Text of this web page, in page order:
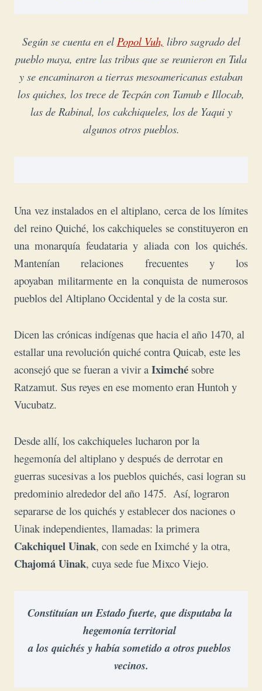
Según se cuenta en el Popol Vuh, libro sagrado del
pueblo maya, entre las tribus que se reunieron en Tula
y se encaminaron a tierras mesoamericanas estaban
los quiches, los trece de Tecpán con Tamub e Illocab,
las de Rabinal, los cakchiqueles, los de Yaqui y
algunos otros pueblos.
Una vez instalados en el altiplano, cerca de los límites
del reino Quiché, los cakchiqueles se constituyeron en
una monarquía feudataria y aliada con los quichés.
Mantenían relaciones frecuentes y los
apoyaban militarmente en la conquista de numerosos
pueblos del Altiplano Occidental y de la costa sur.
Dicen las crónicas indígenas que hacia el año 1470, al
estallar una revolución quiché contra Quicab, este les
aconsejó que se fueran a vivir a Iximché sobre
Ratzamut. Sus reyes en ese momento eran Huntoh y
Vucubatz.
Desde allí, los cakchiqueles lucharon por la
hegemonía del altiplano y después de derrotar en
guerras sucesivas a los pueblos quichés, casi logran su
predominio alrededor del año 1475. Así, lograron
separarse de los quichés y establecer dos naciones o
Uinak independientes, llamadas: la primera
Cakchiquel Uinak, con sede en Iximché y la otra,
Chajomá Uinak, cuya sede fue Mixco Viejo.
Constituían un Estado fuerte, que disputaba la
hegemonía territorial
a los quichés y había sometido a otros pueblos
vecinos.